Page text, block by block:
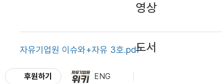
영상
도서
후원하기 ENG
자유기업원 이슈와+자유 3호.pdf